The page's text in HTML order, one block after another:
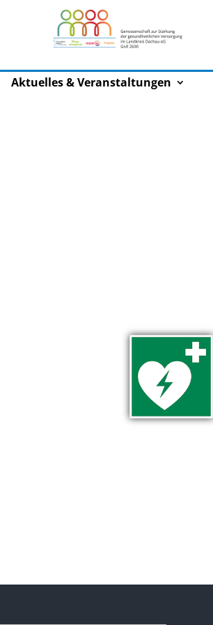
Aktuelles & Veranstaltungen